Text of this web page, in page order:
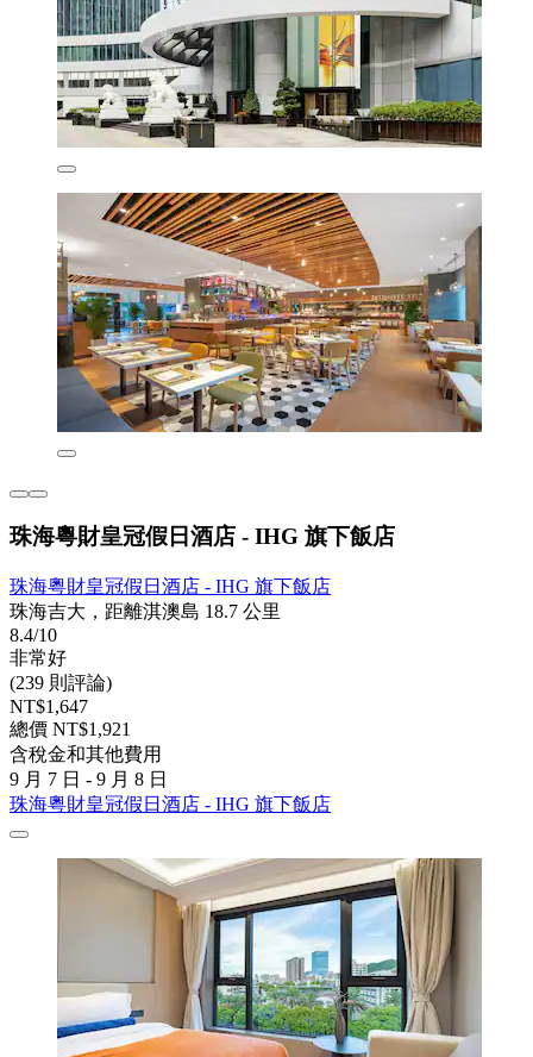
珠海粵財皇冠假日酒店 - IHG 旗下飯店
珠海粵財皇冠假日酒店 - IHG 旗下飯店
珠海吉大，距離淇澳島 18.7 公里
8.4/10
非常好
(239 則評論)
NT$1,647
總價 NT$1,921
含稅金和其他費用
9 月 7 日 - 9 月 8 日
珠海粵財皇冠假日酒店 - IHG 旗下飯店